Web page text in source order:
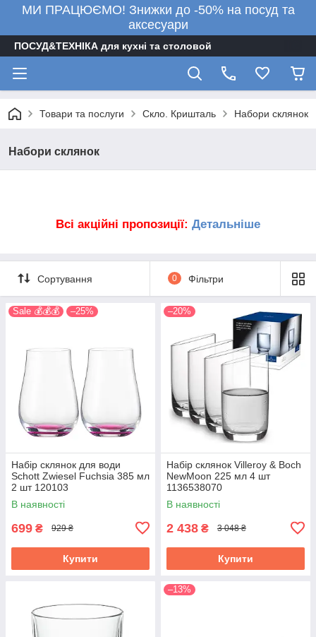
МИ ПРАЦЮЄМО! Знижки до -50% на посуд та
аксесуари
ПОСУД&ТЕХНІКА для кухні та столовой
Товари та послуги Скло. Кришталь Набори склянок
Набори склянок
Всі акційні пропозиції: Детальніше
Сортування 0 Фільтри
Sale 💰💰💰 –25%
Набір склянок для води
Schott Zwiesel Fuchsia 385 мл
2 шт 120103
В наявності
699 ₴ 929 ₴
Купити
–20%
Набір склянок Villeroy & Boch
NewMoon 225 мл 4 шт
1136538070
В наявності
2 438 ₴ 3 048 ₴
Купити
–13%